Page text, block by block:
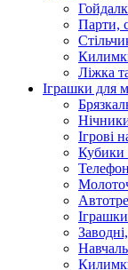
Парти,
Ліжка
Іграшки для
Ігрові
Кубики